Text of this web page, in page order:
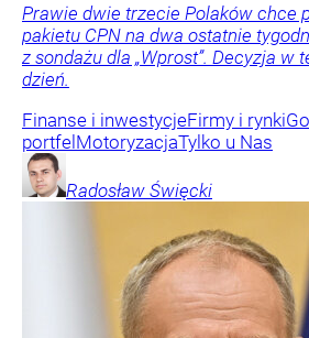
Prawie dwie trzecie Polaków chce
pakietu CPN na dwa ostatnie
z sondażu dla „Wprost”. Decyzja w
dzień.
Finanse i inwestycjeFirmy i rynki
portfelMotoryzacjaTylko u Nas
Radosław Święcki